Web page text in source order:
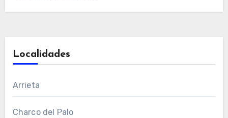
Localidades
Arrieta
Charco del Palo